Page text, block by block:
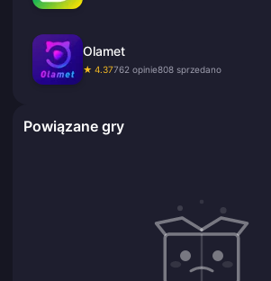
Olamet
★ 4.37762 opinie808 sprzedano
Powiązane gry